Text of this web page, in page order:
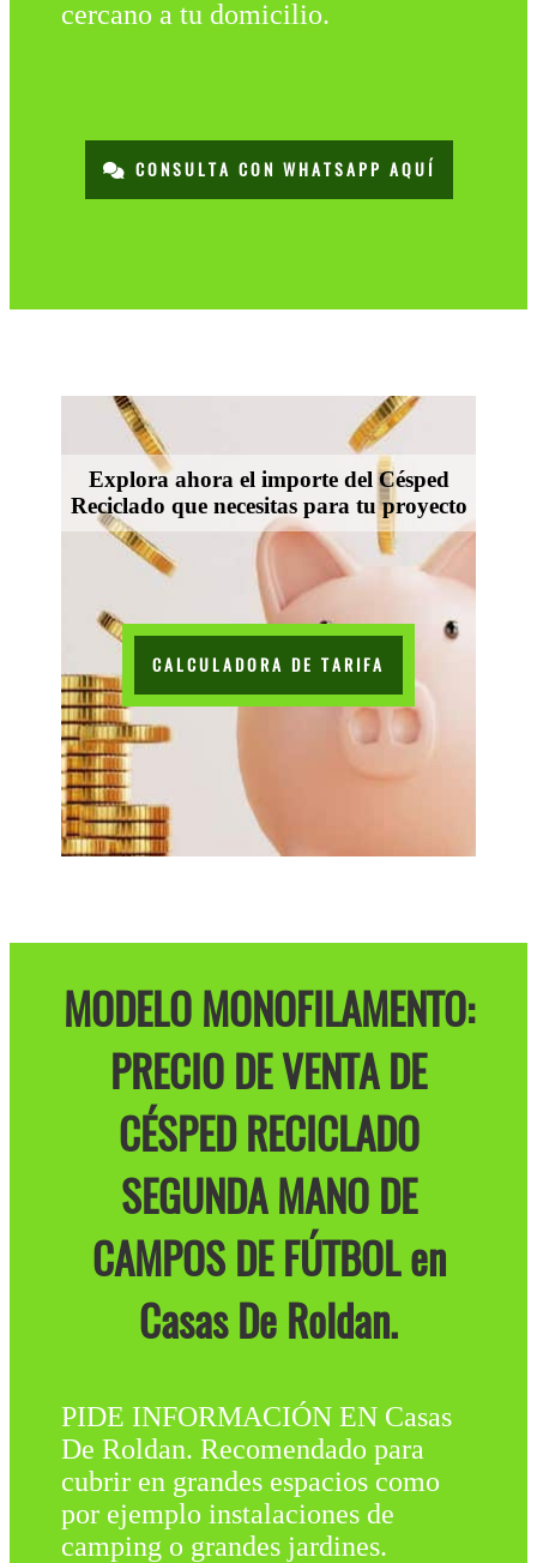
cercano a tu domicilio.
CONSULTA CON WHATSAPP AQUÍ
Explora ahora el importe del Césped
Reciclado que necesitas para tu proyecto
CALCULADORA DE TARIFA
MODELO MONOFILAMENTO:
PRECIO DE VENTA DE
CÉSPED RECICLADO
SEGUNDA MANO DE
CAMPOS DE FÚTBOL en
Casas De Roldan.
PIDE INFORMACIÓN EN Casas
De Roldan. Recomendado para
cubrir en grandes espacios como
por ejemplo instalaciones de
camping o grandes jardines.